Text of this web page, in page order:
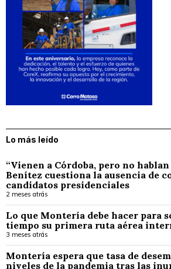
Lo más leído
“Vienen a Córdoba, pero no hablan
Benítez cuestiona la ausencia de
candidatos presidenciales
2 meses atrás
Lo que Montería debe hacer para
tiempo su primera ruta aérea
3 meses atrás
Montería espera que tasa de
niveles de la pandemia tras las